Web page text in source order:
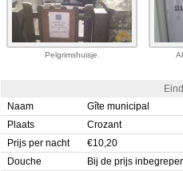
Pelgrimshuisje.
Naam
Gîte municipal
Plaats
Crozant
Prijs per nacht
€10,20
Douche
Bij de prijs